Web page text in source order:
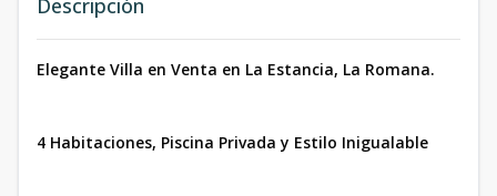
Elegante Villa en Venta en La Estancia, La Romana.
4 Habitaciones, Piscina Privada y Estilo Inigualable